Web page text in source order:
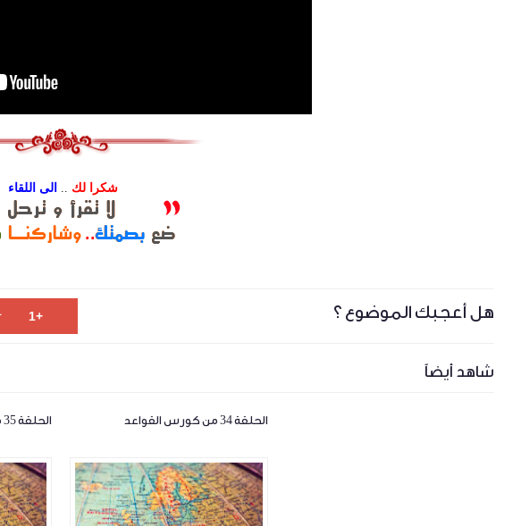
شكرا لك .. الى اللقاء
هل أعجبك الموضوع ؟
شاهد أيضاً
الحلقة 35 من كورس القواعد الحلقة 34 من كورس القواعد